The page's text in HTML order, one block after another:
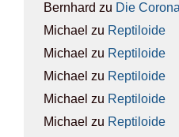
Bernhard zu Die
Michael zu Rep­ti­lo­ide
Michael zu Rep­ti­lo­ide
Michael zu Rep­ti­lo­ide
Michael zu Rep­ti­lo­ide
Michael zu Rep­ti­lo­ide